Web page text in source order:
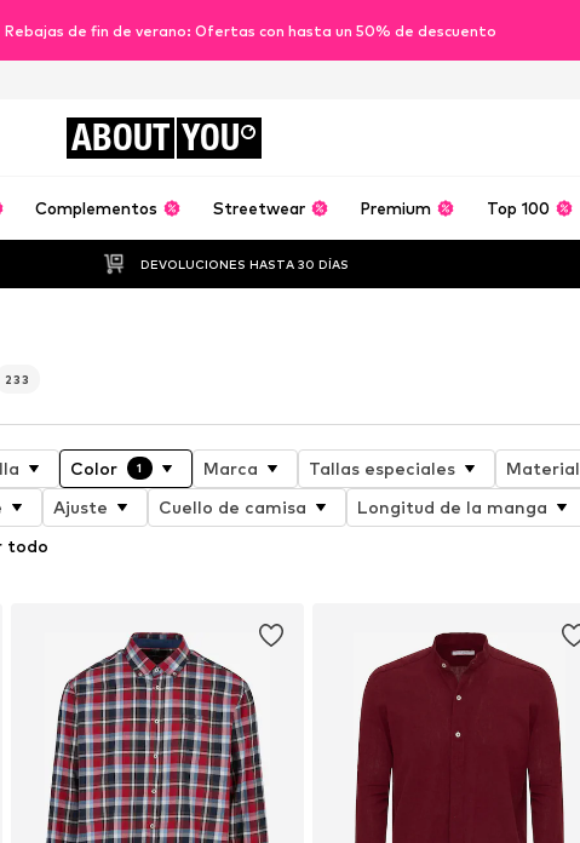
Rebajas de fin de verano: Ofertas con hasta un 50% de descuento
ABOUT YOU
Complementos Streetwear Premium Top 100
DEVOLUCIONES HASTA 30 DÍAS
233
Color 1 Marca Tallas especiales Material
Ajuste Cuello de camisa
Longitud de la manga
todo